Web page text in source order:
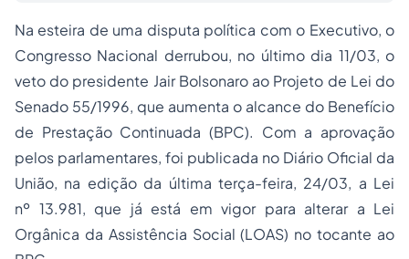
Na esteira de uma disputa política com o Executivo, o
Congresso Nacional derrubou, no último dia 11/03, o
veto do presidente Jair Bolsonaro ao Projeto de Lei do
Senado 55/1996, que aumenta o alcance do Benefício
de Prestação Continuada (BPC). Com a aprovação
pelos parlamentares, foi publicada no Diário Oficial da
União, na edição da última terça-feira, 24/03, a Lei
nº 13.981, que já está em vigor para alterar a Lei
Orgânica da Assistência Social (LOAS) no tocante ao